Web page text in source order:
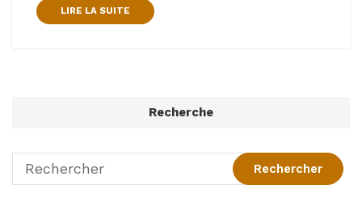
LIRE LA SUITE
Recherche